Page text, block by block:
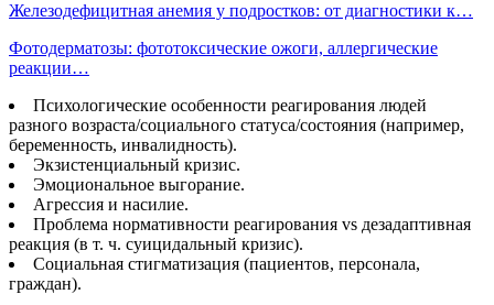
Железодефицитная анемия у подростков: от диагностики к…
Фотодерматозы: фототоксические ожоги, аллергические
реакции…
Психологические особенности реагирования людей
разного возраста/социального статуса/состояния (например,
беременность, инвалидность).
Экзистенциальный кризис.
Эмоциональное выгорание.
Агрессия и насилие.
Проблема нормативности реагирования vs дезадаптивная
реакция (в т. ч. суицидальный кризис).
Социальная стигматизация (пациентов, персонала,
граждан).